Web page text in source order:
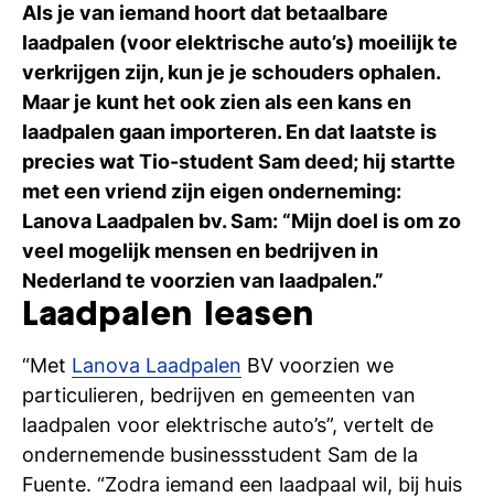
Als je van iemand hoort dat betaalbare
laadpalen (voor elektrische auto’s) moeilijk te
verkrijgen zijn, kun je je schouders ophalen.
Maar je kunt het ook zien als een kans en
laadpalen gaan importeren. En dat laatste is
precies wat Tio-student Sam deed; hij startte
met een vriend zijn eigen onderneming:
Lanova Laadpalen bv. Sam: “Mijn doel is om zo
veel mogelijk mensen en bedrijven in
Nederland te voorzien van laadpalen.”
Laadpalen leasen
“Met Lanova Laadpalen BV voorzien we
particulieren, bedrijven en gemeenten van
laadpalen voor elektrische auto’s”, vertelt de
ondernemende businessstudent Sam de la
Fuente. “Zodra iemand een laadpaal wil, bij huis